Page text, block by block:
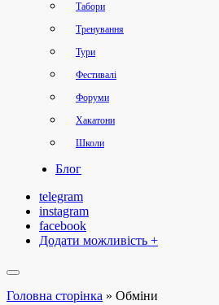
Табори
Тренування
Тури
Фестивалі
Форуми
Хакатони
Школи
Блог
telegram
instagram
facebook
Додати можливість +
Головна сторінка » Обміни